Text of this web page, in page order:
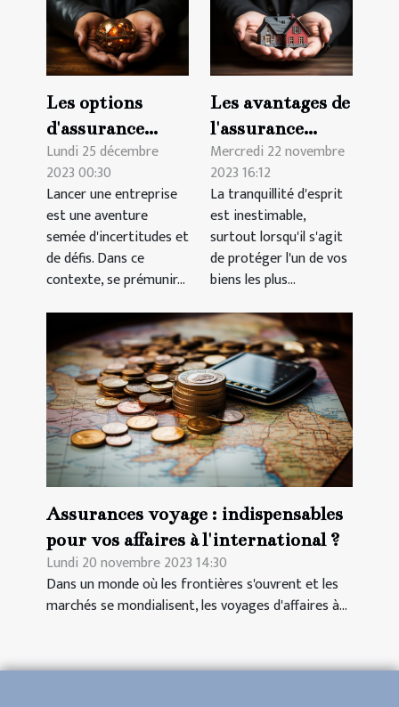
Les options
d'assurance
indispensables
pour les
entrepreneurs
et leurs
nouvelles
entreprises
Lundi 25 décembre
2023 00:30
Lancer une entreprise
est une aventure
semée d'incertitudes et
de défis. Dans ce
contexte, se prémunir...
Les avantages de
l'assurance
hypothécaire
pour les
propriétaires à
Genève
Mercredi 22 novembre
2023 16:12
La tranquillité d'esprit
est inestimable,
surtout lorsqu'il s'agit
de protéger l'un de vos
biens les plus...
Assurances voyage : indispensables
pour vos affaires à l'international ?
Lundi 20 novembre 2023 14:30
Dans un monde où les frontières s'ouvrent et les
marchés se mondialisent, les voyages d'affaires à...